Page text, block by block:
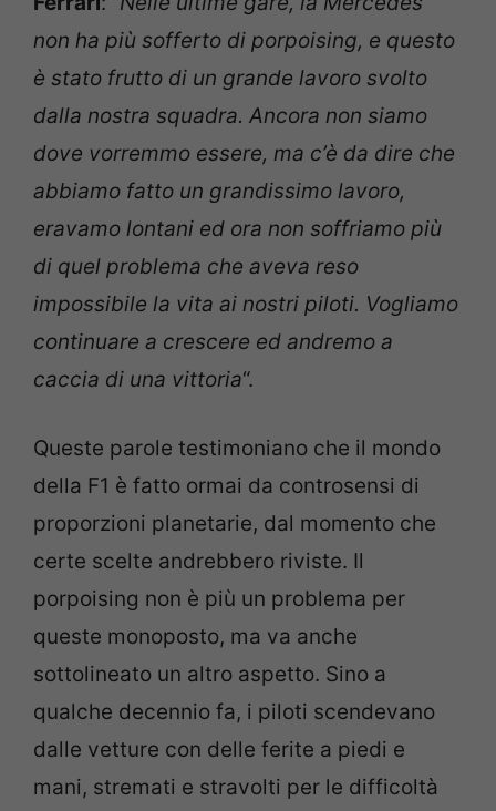
non ha più sofferto di porpoising, e questo
è stato frutto di un grande lavoro svolto
dalla nostra squadra. Ancora non siamo
dove vorremmo essere, ma c’è da dire che
abbiamo fatto un grandissimo lavoro,
eravamo lontani ed ora non soffriamo più
di quel problema che aveva reso
impossibile la vita ai nostri piloti. Vogliamo
continuare a crescere ed andremo a
caccia di una vittoria“.
Queste parole testimoniano che il mondo
della F1 è fatto ormai da controsensi di
proporzioni planetarie, dal momento che
certe scelte andrebbero riviste. Il
porpoising non è più un problema per
queste monoposto, ma va anche
sottolineato un altro aspetto. Sino a
qualche decennio fa, i piloti scendevano
dalle vetture con delle ferite a piedi e
mani, stremati e stravolti per le difficoltà